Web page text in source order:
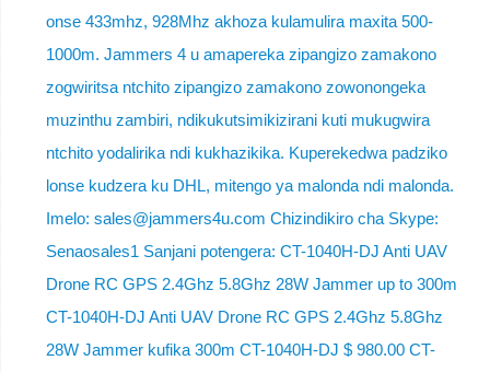
onse 433mhz, 928Mhz akhoza kulamulira maxita 500-
1000m. Jammers 4 u amapereka zipangizo zamakono
zogwiritsa ntchito zipangizo zamakono zowonongeka
muzinthu zambiri, ndikukutsimikizirani kuti mukugwira
ntchito yodalirika ndi kukhazikika. Kuperekedwa padziko
lonse kudzera ku DHL, mitengo ya malonda ndi malonda.
Imelo: sales@jammers4u.com Chizindikiro cha Skype:
Senaosales1 Sanjani potengera: CT-1040H-DJ Anti UAV
Drone RC GPS 2.4Ghz 5.8Ghz 28W Jammer up to 300m
CT-1040H-DJ Anti UAV Drone RC GPS 2.4Ghz 5.8Ghz
28W Jammer kufika 300m CT-1040H-DJ $ 980.00 CT-